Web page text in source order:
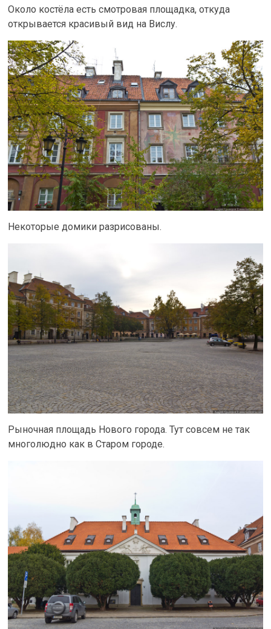
Около костёла есть смотровая площадка, откуда
открывается красивый вид на Вислу.
Некоторые домики разрисованы.
Рыночная площадь Нового города. Тут совсем не так
многолюдно как в Старом городе.